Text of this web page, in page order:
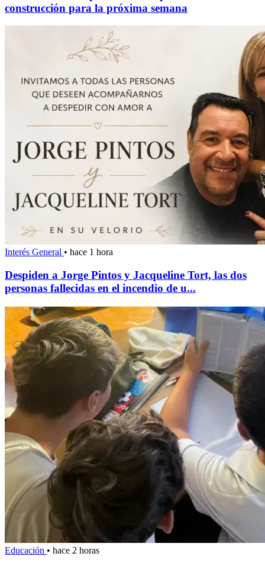
construcción para la próxima semana
Interés General • hace 1 hora
Despiden a Jorge Pintos y Jacqueline Tort, las dos
personas fallecidas en el incendio de u...
Educación • hace 2 horas